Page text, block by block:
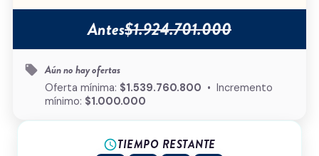
¿Cómo podemos ayudarte?
Antes$1.924.701.000
local_offer Aún no hay ofertas
Oferta mínima: $1.539.760.800 • Incremento
mínimo: $1.000.000
scheduleTIEMPO RESTANTE